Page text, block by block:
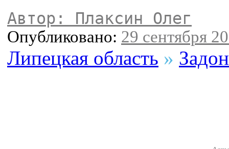
Автор: Плаксин Олег
Опубликовано: 29 сентября
Липецкая область »